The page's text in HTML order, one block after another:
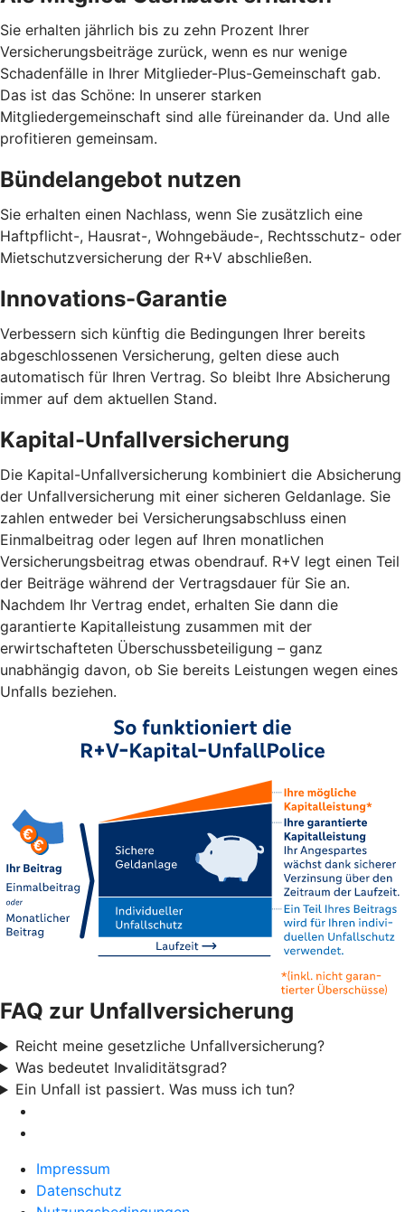
Sie erhalten jährlich bis zu zehn Prozent Ihrer
Versicherungsbeiträge zurück, wenn es nur wenige
Schadenfälle in Ihrer Mitglieder-Plus-Gemeinschaft gab.
Das ist das Schöne: In unserer starken
Mitgliedergemeinschaft sind alle füreinander da. Und alle
profitieren gemeinsam.
Bündelangebot nutzen
Sie erhalten einen Nachlass, wenn Sie zusätzlich eine
Haftpflicht-, Hausrat-, Wohngebäude-, Rechtsschutz- oder
Mietschutzversicherung der R+V abschließen.
Innovations-Garantie
Verbessern sich künftig die Bedingungen Ihrer bereits
abgeschlossenen Versicherung, gelten diese auch
automatisch für Ihren Vertrag. So bleibt Ihre Absicherung
immer auf dem aktuellen Stand.
Kapital-Unfallversicherung
Die Kapital-Unfallversicherung kombiniert die Absicherung
der Unfallversicherung mit einer sicheren Geldanlage. Sie
zahlen entweder bei Versicherungsabschluss einen
Einmalbeitrag oder legen auf Ihren monatlichen
Versicherungsbeitrag etwas obendrauf. R+V legt einen Teil
der Beiträge während der Vertragsdauer für Sie an.
Nachdem Ihr Vertrag endet, erhalten Sie dann die
garantierte Kapitalleistung zusammen mit der
erwirtschafteten Überschussbeteiligung – ganz
unabhängig davon, ob Sie bereits Leistungen wegen eines
Unfalls beziehen.
FAQ zur Unfallversicherung
Reicht meine gesetzliche Unfallversicherung?
Was bedeutet Invaliditätsgrad?
Ein Unfall ist passiert. Was muss ich tun?
Impressum
Datenschutz